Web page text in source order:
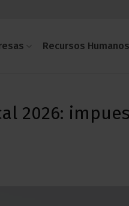
Recursos Humanos
2026: